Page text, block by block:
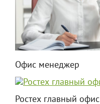
Офис менеджер
Ростех главный офис